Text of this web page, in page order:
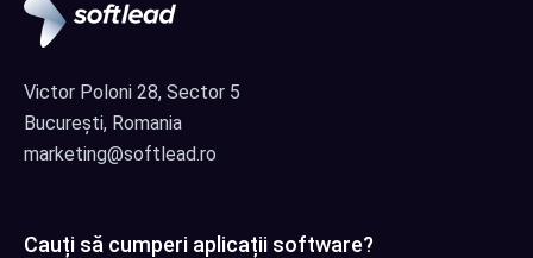
Victor Poloni 28, Sector 5
București, Romania
marketing@softlead.ro
Cauți să cumperi aplicații software?